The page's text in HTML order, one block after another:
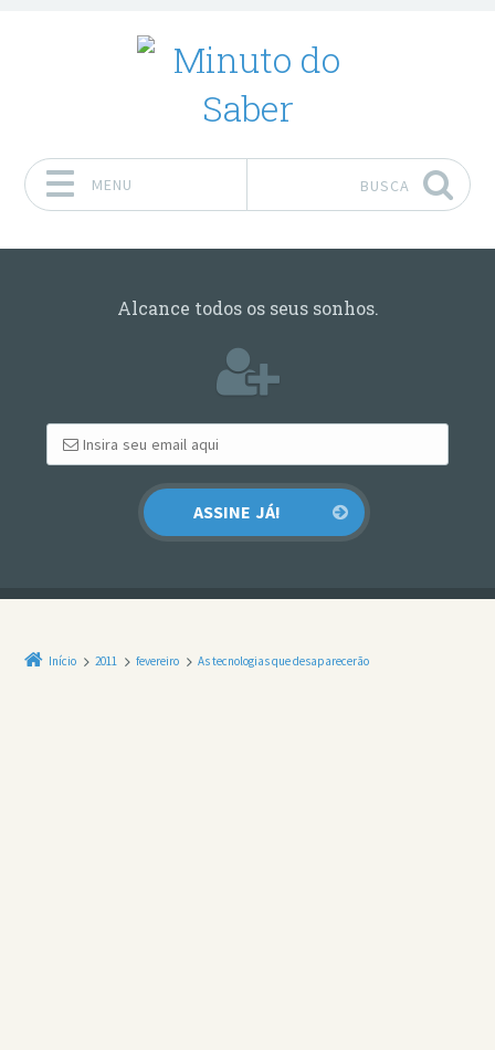
MENU BUSCA
Alcance todos os seus sonhos.
Início 2011 fevereiro As tecnologias que desaparecerão